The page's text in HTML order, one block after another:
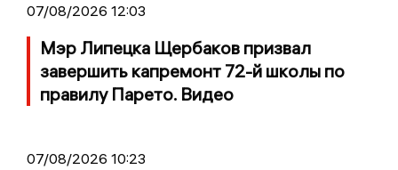
07/08/2026 12:03
Мэр Липецка Щербаков призвал
завершить капремонт 72-й школы по
правилу Парето. Видео
07/08/2026 10:23